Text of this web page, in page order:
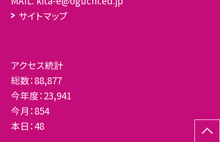
サイトマップ
アクセス統計
総数：88,877
今年度：23,941
今月：854
本日：48